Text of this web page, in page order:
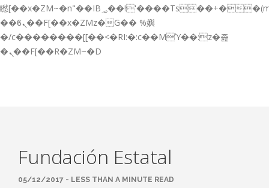
矁[��x�ZM~�n"��IB؃��!'����Тѕ��+��(m��IK�ʭ�/|
��ϐܢ��F[��x�ZMz�G�� %嬩
�/c��������[[��<�RI:�:c��MΎ��:z�졾
�ܢ��F[��R�ZM~�D
PREPARACIÓN GRADUADO EN ESO
GESTIÓN DE FORMACIÓN EMPRESAS
NOTICIAS
ACCESO A PLATAFORMAS
Fundación Estatal
05/12/2017 - LESS THAN A MINUTE READ